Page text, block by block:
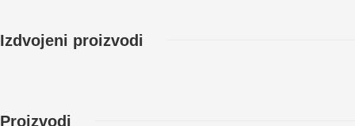
Izdvojeni proizvodi
Proizvodi